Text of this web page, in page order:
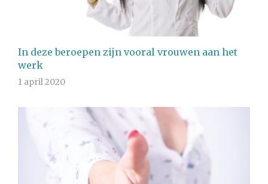
In deze beroepen zijn vooral vrouwen aan het
werk
1 april 2020